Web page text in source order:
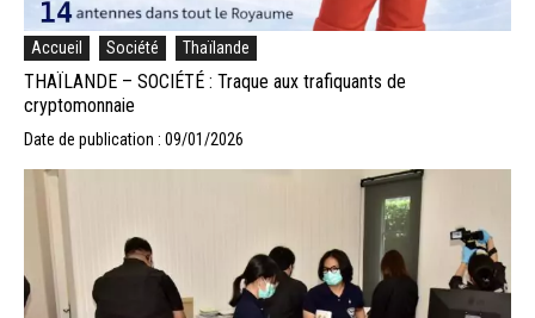
Accueil Société Thaïlande
THAÏLANDE – SOCIÉTÉ : Traque aux trafiquants de
cryptomonnaie
Date de publication : 09/01/2026